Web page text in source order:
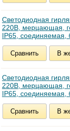
Светодиодная
220В, мерцающая,
IP65, соединяемая,
Сравнить В
Светодиодная
220В, мерцающая,
IP65, соединяемая,
Сравнить В